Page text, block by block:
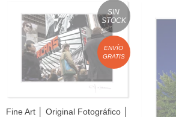
SIN
STOCK
ENVÍO
GRATIS
Fine Art │ Original Fotográfico │